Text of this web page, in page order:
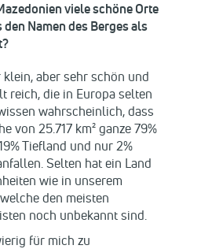
viele schöne Orte
Namen des Berges als
aber sehr schön und
reich, die in Europa selten
wahrscheinlich, dass
von 25.717 km² ganze 79%
Tiefland und nur 2%
Selten hat ein Land
wie in unserem
den meisten
noch unbekannt sind.
für mich zu